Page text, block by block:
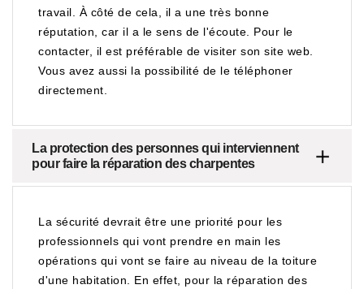
travail. À côté de cela, il a une très bonne
réputation, car il a le sens de l'écoute. Pour le
contacter, il est préférable de visiter son site web.
Vous avez aussi la possibilité de le téléphoner
directement.
La protection des personnes qui interviennent
pour faire la réparation des charpentes
La sécurité devrait être une priorité pour les
professionnels qui vont prendre en main les
opérations qui vont se faire au niveau de la toiture
d'une habitation. En effet, pour la réparation des